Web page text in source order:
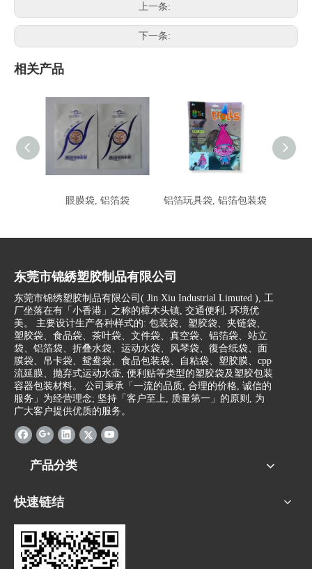
上一条:
下一条:
相关产品
眼膜袋, 铝箔袋 铝箔玩具袋, 铝箔包装袋
东莞市锦綉塑胶制品有限公司
东莞市锦绣塑胶制品有限公司( Jin Xiu Industrial Limuted ) , 工
厂坐落在有「小香港」之称的樟木头镇, 交通便利, 环境优
美。 主要设计生产各种样式的: 包装袋、塑胶袋、夹链袋、
塑胶袋、食品袋、茶叶袋、文件袋、真空袋、铝箔袋、站立
袋、铝箔袋、折叠水袋、运动水袋、风琴袋、復合纸袋、面
膜袋、吊卡袋、鸳鸯袋、食品包装袋、自粘袋、塑胶膜、cpp
流延膜、抛弃式运动水壶, 便利贴等类型的塑胶袋及塑胶包装
容器包装材料。 公司秉承「一流的品质, 合理的价格, 诚信的
服务」为经营理念; 坚持「客户至上, 质量第一」的原则, 为
广大客户提供优质的服务。
产品分类
快速链结